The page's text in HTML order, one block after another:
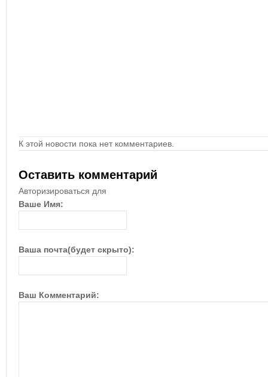
К этой новости пока нет комментариев.
Оставить комментарий
Авторизироваться для
Ваше Имя:
Ваша почта(будет скрыто):
Ваш Комментарий: